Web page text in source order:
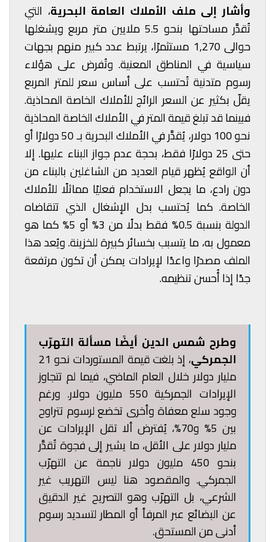
وأشار إلى ملف الأملاك العامة البحرية، التي
تُقدَّر مساحتها بنحو 5.5 ملايين متر مربع ويشغلها
حوالى 1,270 مستثمرًا، يرتبط عدد كبير منهم بجهات
سياسية في المناطق المعنية. وتُفرض على هؤلاء
رسوم متدنية تُحتسب على أساس سعر للمتر المربع
يقلّ بكثير عن السعر الرائج للأملاك الخاصة المحاذية.
فبينما قد تبلغ قيمة المتر في الأملاك الخاصة المحاذية
نحو 100 دولار، يُقدَّر في الأملاك البحرية بـ 50 دولارًا أو
حتى 25 دولارًا فقط، بحجة عدم جواز البناء عليها. إلا
أن الواقع يُظهر قيام العديد من الشاغلين بالبناء من
دون رادع، ما يجعل الاستخدام فعليًا مماثلًا للأملاك
الخاصة. كما يُحتسب بدل الإشغال الذي تتقاضاه
الدولة بنسبة 0.5% فقط بدلًا من 3% أو 5% كما هو
معمول به، ما يتسبب بخسائر كبيرة للخزينة. ويُعد هذا
الملف مصدرًا واعدًا لإيرادات يمكن أن تكون مرتفعة
جدًا إذا أُحسن تنظيمه.
وطرح شمس الدين أيضًا مسألة التهرّب
الجمركي
، إذ بلغت قيمة المستوردات نحو 21
مليار دولار خلال العام الماضي، فيما لم تتجاوز
الإيرادات الجمركية 550 مليون دولار. ورغم
وجود سلع معفاة وأخرى تخضع لرسوم تتراوح
بين 5% و70%، يُفترض ألا تقل الإيرادات عن
مليار دولار على الأقل، ما يشير إلى فجوة تُقدَّر
بنحو 450 مليون دولار ناجمة عن التهرّب
الجمركي. والمقصود هنا ليس التهريب غير
الشرعي، بل التهرّب وهو التصريح غير الدقيق
عن البضائع عبر المرفأ أو المطار لتسديد رسوم
أدنى من المستحق.